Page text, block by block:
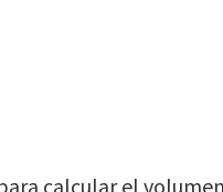
calcular el